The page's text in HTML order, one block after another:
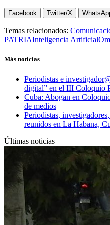
Facebook Twitter/X
Temas relacionados:
PATRIAInteligencia Artificial
Más noticias
Periodistas e
digital” en el III Coloquio
Cuba: Abogan en
de medios
Periodistas,
reunidos en La Habana,
Últimas noticias